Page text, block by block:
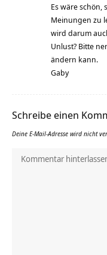
Es wäre
Meinungen zu
wird darum
Unlust? Bitte
ändern kann.
Gaby
Schreibe einen
Deine E-Mail-Adresse wird nicht